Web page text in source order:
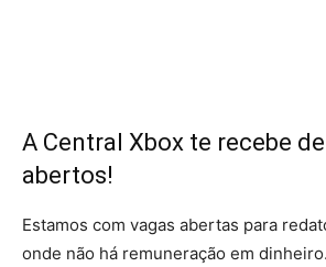
A Central Xbox te recebe
abertos!
Estamos com vagas abertas para
onde não há remuneração em